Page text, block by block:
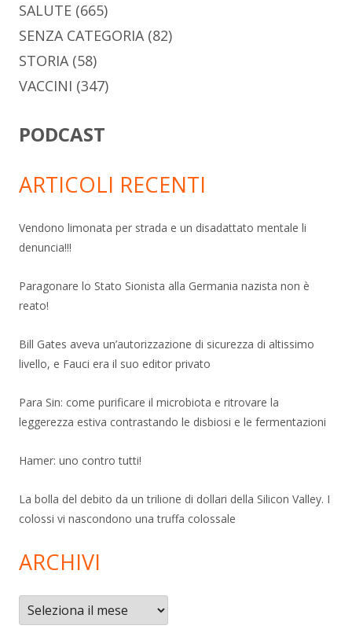
SALUTE (665)
SENZA CATEGORIA(82)
STORIA(58)
VACCINI (347)
PODCAST
ARTICOLI RECENTI
Vendono limonata per strada e un disadattato mentale li
denuncia!!!
Paragonare lo Stato Sionista alla Germania nazista non è
reato!
Bill Gates aveva un’autorizzazione di sicurezza di altissimo
livello, e Fauci era il suo editor privato
Para Sin: come purificare il microbiota e ritrovare la
leggerezza estiva contrastando le disbiosi e le fermentazioni
Hamer: uno contro tutti!
La bolla del debito da un trilione di dollari della Silicon Valley. I
colossi vi nascondono una truffa colossale
ARCHIVI
Archivi